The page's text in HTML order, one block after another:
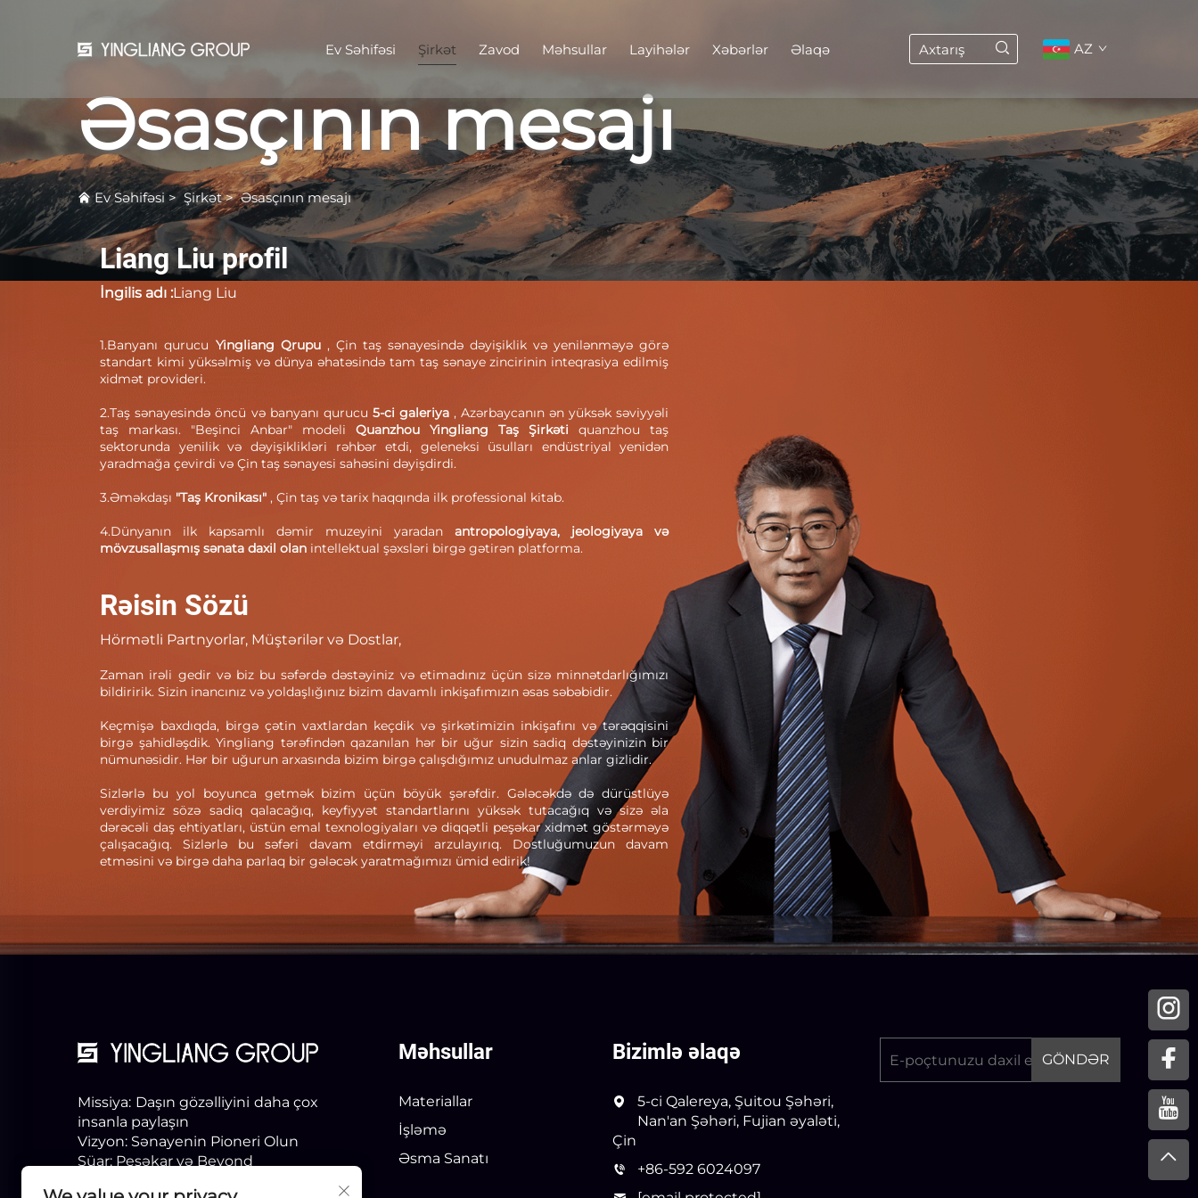
Ev Səhifəsi Şirkət Zavod Məhsullar Layihələr Xəbərlər Əlaqə AZ
Əsasçının mesajı
Ev Səhifəsi> Şirkət>Əsasçının mesajı
Liang Liu profil
İngilis adı :Liang Liu
1.Banyanı qurucu Yingliang Qrupu , Çin taş sənayesində dəyişiklik və yenilənməyə görə
standart kimi yüksəlmiş və dünya əhatəsində tam taş sənaye zincirinin inteqrasiya edilmiş
xidmət provideri.
2.Taş sənayesində öncü və banyanı qurucu 5-ci galeriya , Azərbaycanın ən yüksək səviyyəli
taş markası. "Beşinci Anbar" modeliQuanzhou Yingliang Taş Şirkətiquanzhou taş
sektorunda yenilik və dəyişiklikləri rəhbər etdi, geleneksi üsulları endüstriyal yenidən
yaradmağa çevirdi və Çin taş sənayesi sahəsini dəyişdirdi.
3.Əməkdaşı "Taş Kronikası", Çin taş və tarix haqqında ilk professional kitab.
4.Dünyanın ilk kapsamlı dəmir muzeyini yaradanantropologiyaya, jeologiyaya və
mövzusallaşmış sənata daxil olan intellektual şəxsləri birgə gətirən platforma.
Rəisin Sözü
Hörmətli Partnyorlar, Müştərilər və Dostlar,
Zaman irəli gedir və biz bu səfərdə dəstəyiniz və etimadınız üçün sizə minnətdarlığımızı
bildiririk. Sizin inancınız və yoldaşlığınız bizim davamlı inkişafımızın əsas səbəbidir.
Keçmişə baxdıqda, birgə çətin vaxtlardan keçdik və şirkətimizin inkişafını və tərəqqisini
birgə şahidləşdik. Yingliang tərəfindən qazanılan hər bir uğur sizin sadiq dəstəyinizin bir
nümunəsidir. Hər bir uğurun arxasında bizim birgə çalışdığımız unudulmaz anlar gizlidir.
Sizlərlə bu yol boyunca getmək bizim üçün böyük şərəfdir. Gələcəkdə də dürüstlüyə
verdiyimiz sözə sadiq qalacağıq, keyfiyyət standartlarını yüksək tutacağıq və sizə əla
dərəcəli daş ehtiyatları, üstün emal texnologiyaları və diqqətli peşəkar xidmət göstərməyə
çalışacağıq. Sizlərlə bu səfəri davam etdirməyi arzulayırıq. Dostluğumuzun davam
etməsini və birgə daha parlaq bir gələcək yaratmağımızı ümid edirik!
Missiya: Daşın gözəlliyini daha çox
insanla paylaşın
Vizyon: Sənayenin Pioneri Olun
Şüar: Peşəkar və Beyond
Məhsullar
Materiallar
İşləmə
Əsma Sanatı
Bizimlə əlaqə
5-ci Qalereya, Şuitou Şəhəri,
Nan'an Şəhəri, Fujian əyaləti,
Çin
+86-592 6024097
GÖNDƏR